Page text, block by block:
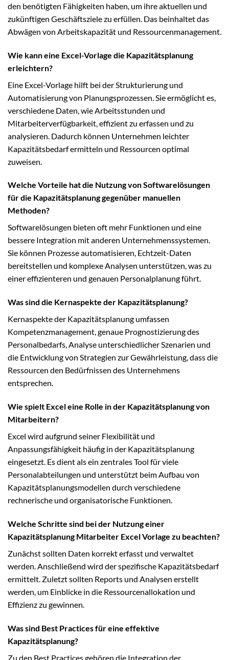
den benötigten Fähigkeiten haben, um ihre aktuellen und
zukünftigen Geschäftsziele zu erfüllen. Das beinhaltet das
Abwägen von Arbeitskapazität und Ressourcenmanagement.
Wie kann eine Excel-Vorlage die Kapazitätsplanung
erleichtern?
Eine Excel-Vorlage hilft bei der Strukturierung und
Automatisierung von Planungsprozessen. Sie ermöglicht es,
verschiedene Daten, wie Arbeitsstunden und
Mitarbeiterverfügbarkeit, effizient zu erfassen und zu
analysieren. Dadurch können Unternehmen leichter
Kapazitätsbedarf ermitteln und Ressourcen optimal
zuweisen.
Welche Vorteile hat die Nutzung von Softwarelösungen
für die Kapazitätsplanung gegenüber manuellen
Methoden?
Softwarelösungen bieten oft mehr Funktionen und eine
bessere Integration mit anderen Unternehmenssystemen.
Sie können Prozesse automatisieren, Echtzeit-Daten
bereitstellen und komplexe Analysen unterstützen, was zu
einer effizienteren und genauen Personalplanung führt.
Was sind die Kernaspekte der Kapazitätsplanung?
Kernaspekte der Kapazitätsplanung umfassen
Kompetenzmanagement, genaue Prognostizierung des
Personalbedarfs, Analyse unterschiedlicher Szenarien und
die Entwicklung von Strategien zur Gewährleistung, dass die
Ressourcen den Bedürfnissen des Unternehmens
entsprechen.
Wie spielt Excel eine Rolle in der Kapazitätsplanung von
Mitarbeitern?
Excel wird aufgrund seiner Flexibilität und
Anpassungsfähigkeit häufig in der Kapazitätsplanung
eingesetzt. Es dient als ein zentrales Tool für viele
Personalabteilungen und unterstützt beim Aufbau von
Kapazitätsplanungsmodellen durch verschiedene
rechnerische und organisatorische Funktionen.
Welche Schritte sind bei der Nutzung einer
Kapazitätsplanung Mitarbeiter Excel Vorlage zu beachten?
Zunächst sollten Daten korrekt erfasst und verwaltet
werden. Anschließend wird der spezifische Kapazitätsbedarf
ermittelt. Zuletzt sollten Reports und Analysen erstellt
werden, um Einblicke in die Ressourcenallokation und
Effizienz zu gewinnen.
Was sind Best Practices für eine effektive
Kapazitätsplanung?
Zu den Best Practices gehören die Integration der